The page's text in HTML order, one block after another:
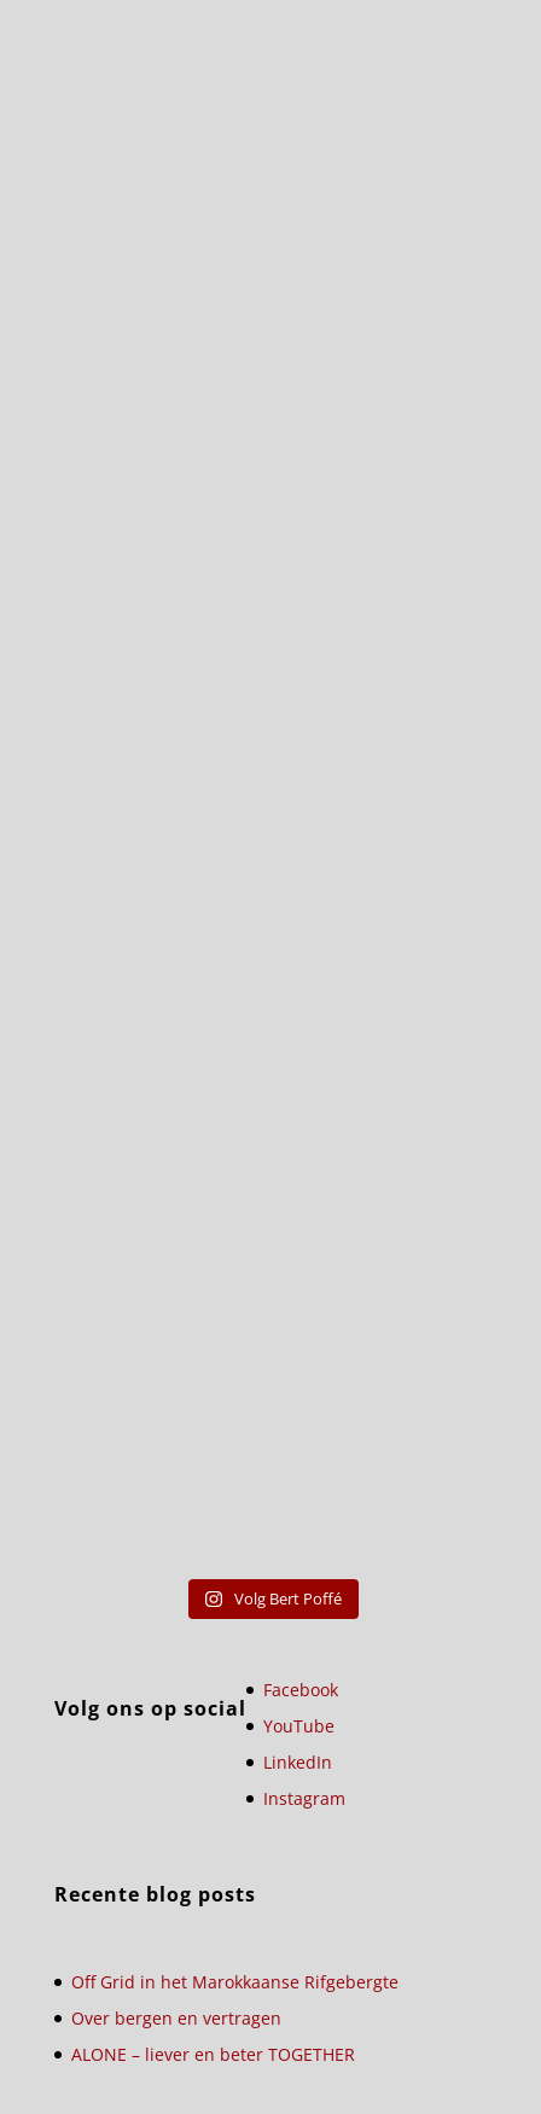
Volg Bert Poffé
Volg ons op social
Facebook
YouTube
LinkedIn
Instagram
Recente blog posts
Off Grid in het Marokkaanse Rifgebergte
Over bergen en vertragen
ALONE – liever en beter TOGETHER